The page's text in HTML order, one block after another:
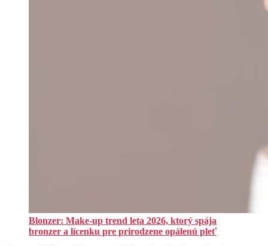
Blonzer: Make-up trend leta 2026, ktorý spája
bronzer a lícenku pre prirodzene opálenú pleť